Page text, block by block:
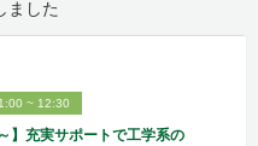
ました
~ 12:30
】充実サポートで工学系の